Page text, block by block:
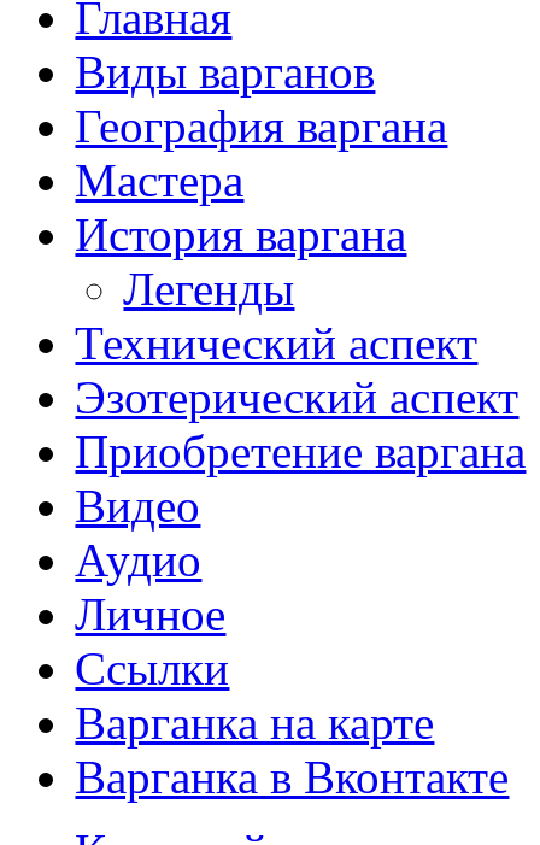
Главная
Виды варганов
География варгана
Мастера
История варгана
Легенды
Технический аспект
Эзотерический аспект
Приобретение варгана
Видео
Аудио
Личное
Ссылки
Варганка на карте
Варганка в Вконтакте